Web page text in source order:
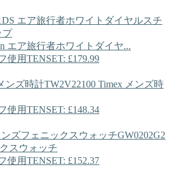
エア旅行者ホワイトダイヤ...
使用TENSET: £179.99
TW2V22100 Timex メンズ時
使用TENSET: £148.34
GW0202G2
スウォッチ
使用TENSET: £152.37